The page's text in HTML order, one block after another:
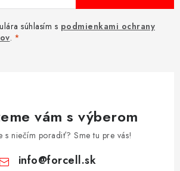
súhlasím s podmienkami ochrany
.
vám s výberom
s niečím poradiť? Sme tu pre vás!
info@forcell.sk